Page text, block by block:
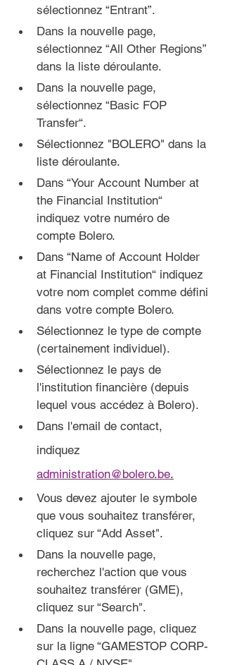
sélectionnez “Entrant”.
Dans la nouvelle page,
sélectionnez “All Other Regions”
dans la liste déroulante.
Dans la nouvelle page,
sélectionnez “Basic FOP
Transfer“.
Sélectionnez "BOLERO" dans la
liste déroulante.
Dans “Your Account Number at
the Financial Institution“
indiquez votre numéro de
compte Bolero.
Dans “Name of Account Holder
at Financial Institution“ indiquez
votre nom complet comme défini
dans votre compte Bolero.
Sélectionnez le type de compte
(certainement individuel).
Sélectionnez le pays de
l'institution financière (depuis
lequel vous accédez à Bolero).
Dans l'email de contact,
indiquez
administration@bolero.be.
Vous devez ajouter le symbole
que vous souhaitez transférer,
cliquez sur “Add Asset".
Dans la nouvelle page,
recherchez l'action que vous
souhaitez transférer (GME),
cliquez sur “Search".
Dans la nouvelle page, cliquez
sur la ligne “GAMESTOP CORP-